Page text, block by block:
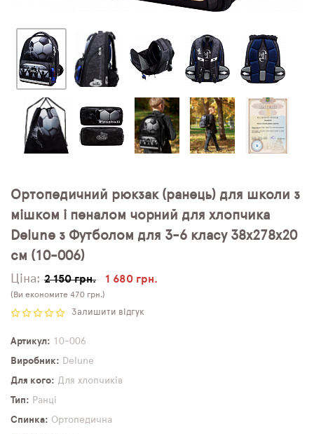
Ортопедичний рюкзак (ранець) для школи з
мішком і пеналом чорний для хлопчика
Delune з Футболом для 3-6 класу 38х278х20
см (10-006)
Ціна: 2 150 грн. 1 680 грн.
(Ви економите 470 грн.)
Залишити відгук
Артикул
10-006
Виробник
Delune
Для кого
Для хлопчиків
Тип
Ранці
Спинка
Ортопедична